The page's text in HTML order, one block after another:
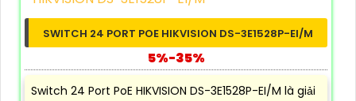
SWITCH 24 PORT POE HIKVISION DS-3E1528P-EI/M
5%-35%
Switch 24 Port PoE HIKVISION DS-3E1528P-EI/M là giải